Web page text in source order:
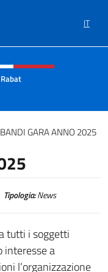
IT
e menù
BANDI GARA ANNO 2025
Tipologia:News
tutti i soggetti
interesse a
l’organizzazione